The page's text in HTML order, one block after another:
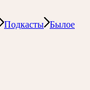
Подкасты Былое